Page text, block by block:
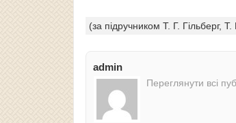
(за підручником Т. Г. Гільберг,
admin
Переглянути всі